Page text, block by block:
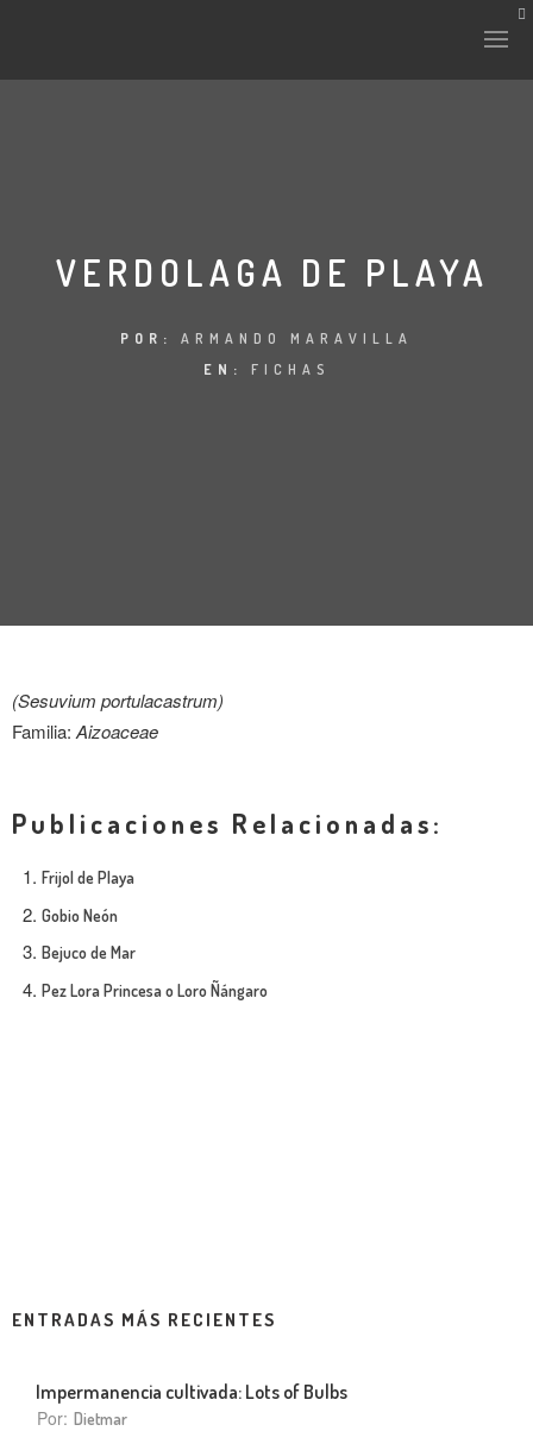
VERDOLAGA DE PLAYA
POR: ARMANDO MARAVILLA
EN: FICHAS
(Sesuvium portulacastrum)
Familia: Aizoaceae
Publicaciones Relacionadas:
Frijol de Playa
Gobio Neón
Bejuco de Mar
Pez Lora Princesa o Loro Ñángaro
ENTRADAS MÁS RECIENTES
Impermanencia cultivada: Lots of Bulbs
Por: Dietmar